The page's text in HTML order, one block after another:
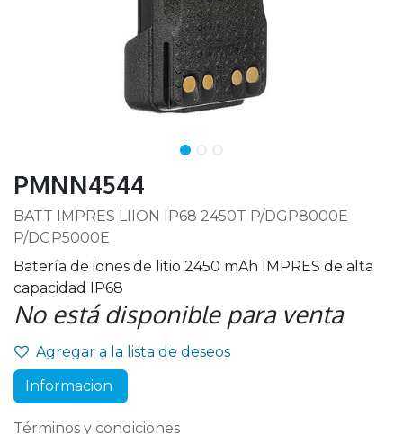
PMNN4544
BATT IMPRES LIION IP68 2450T P/DGP8000E
P/DGP5000E
Batería de iones de litio 2450 mAh IMPRES de alta
capacidad IP68
No está disponible para venta
Agregar a la lista de deseos
Informacion
Términos y condiciones